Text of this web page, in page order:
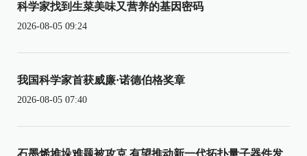
科学家找到生菜美味又营养的基因密码
2026-08-05 09:24
我国科学家首获威廉·诺德伯格奖章
2026-08-05 07:40